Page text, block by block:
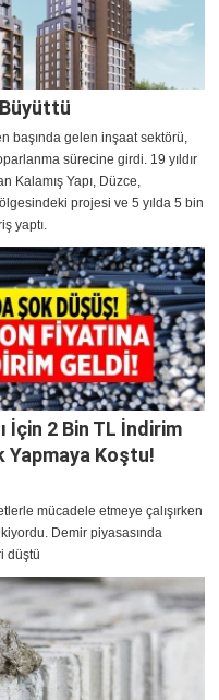
Büyüttü
başında gelen inşaat sektörü,
sürecine girdi. 19 yıldır
Kalamış Yapı, Düzce,
projesi ve 5 yılda 5 bin
yaptı.
İçin 2 Bin TL İndirim
Yapmaya Koştu!
mücadele etmeye çalışırken
Demir piyasasında
düştü